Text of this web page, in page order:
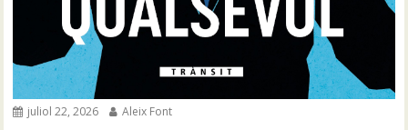
juliol 22, 2026 Aleix Font